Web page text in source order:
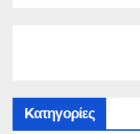
Kατηγορίες